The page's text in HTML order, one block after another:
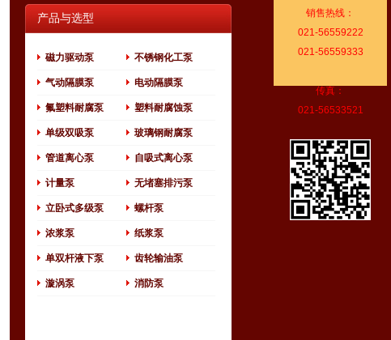
销售热线：
021-56559222
021-56559333
传真：
021-56533521
产品与选型
磁力驱动泵 不锈钢化工泵
气动隔膜泵 电动隔膜泵
氟塑料耐腐泵 塑料耐腐蚀泵
单级双吸泵 玻璃钢耐腐泵
管道离心泵 自吸式离心泵
计量泵 无堵塞排污泵
立卧式多级泵 螺杆泵
浓浆泵 纸浆泵
单双杆液下泵 齿轮输油泵
漩涡泵 消防泵